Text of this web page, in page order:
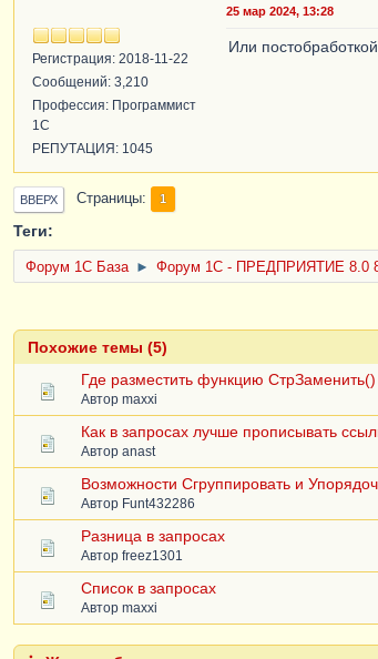
Регистрация: 2018-11-22
Сообщений: 3,210
Профессия: Программист
1С
РЕПУТАЦИЯ: 1045
25 мар 2024, 13:28
Или
ВВЕРХ Страницы 1
Теги:
Форум 1C База ► Форум 1С - ПРЕДПРИЯТИЕ 8.0
Похожие темы (5)
Где разместить функцию СтрЗаменить()
Автор maxxi
Как в запросах лучше прописывать
Автор anast
Возможности Сгруппировать и
Автор Funt432286
Разница в запросах
Автор freez1301
Список в запросах
Автор maxxi